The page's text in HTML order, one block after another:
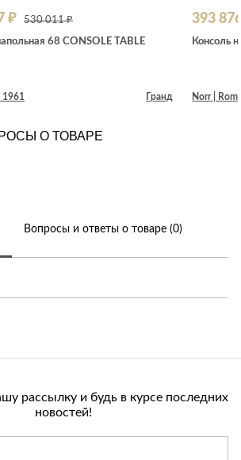
₽ 530 011 ₽
68 CONSOLE TABLE
1961 Гранд
393
Консоль
Norr | Rom
О ТОВАРЕ
Вопросы и ответы о товаре (0)
рассылку и будь в курсе последних
новостей!